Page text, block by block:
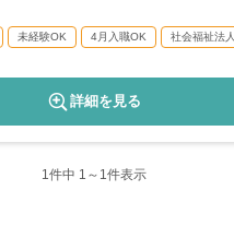
未経験OK 4月入職OK 社会福祉法人
詳細を見る
1件中 1～1件表示